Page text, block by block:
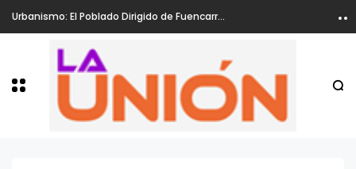
Urbanismo: El Poblado Dirigido de Fuencarral, ha sido declarado Zona de Rehabilitación